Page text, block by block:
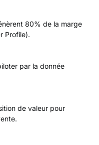
80% de la marge
Profile).
par la donnée
de valeur pour